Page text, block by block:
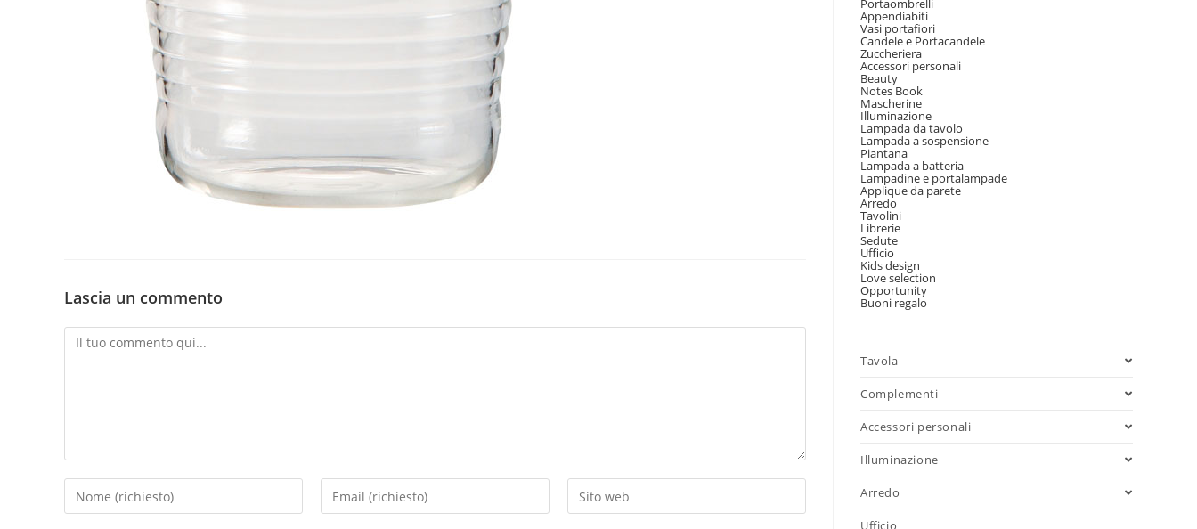
Lascia un commento
Commento
Inserisci
il
Inserisci
il
Inserisci
l'URL
Portaombrelli
Appendiabiti
Vasi portafiori
Candele e Portacandele
Zuccheriera
Accessori personali
Beauty
Notes Book
Mascherine
Illuminazione
Lampada da tavolo
Lampada a sospensione
Piantana
Lampada a batteria
Lampadine e portalampade
Applique da parete
Arredo
Tavolini
Librerie
Sedute
Ufficio
Kids design
Love selection
Opportunity
Buoni regalo
Tavola
Complementi
Accessori personali
Illuminazione
Arredo
Ufficio